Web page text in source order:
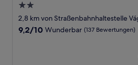
2.0-
Sterne-
Unterkunft
2,8 km von Straßenbahnhaltestelle
9.2
9,2/10 Wunderbar (137 Bewertungen)